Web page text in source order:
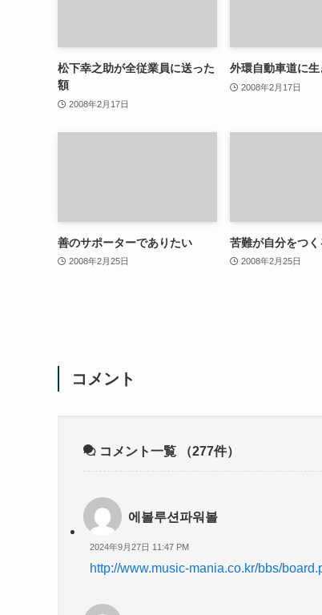
松下幸之助が全従業員に送った
額
2008年2月17日
外環自動車道に
2008年2月17日
善のサポーターでありたい
2008年2月25日
苦難が自分をつく
2008年2月25日
コメント
コメント一覧 （277件）
에볼루션파워볼
2024年9月27日 11:47 PM
http://www.music-mania.co.kr/bbs/